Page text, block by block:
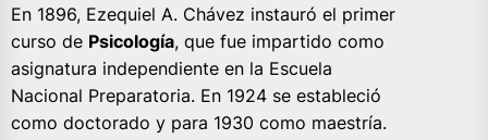
En 1896, Ezequiel A. Chávez instauró el primer
curso de Psicología, que fue impartido como
asignatura independiente en la Escuela
Nacional Preparatoria. En 1924 se estableció
como doctorado y para 1930 como maestría.